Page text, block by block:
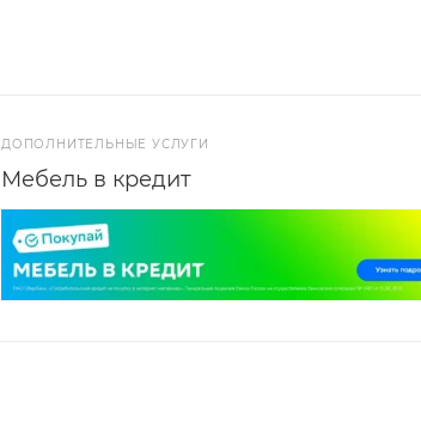
ДОПОЛНИТЕЛЬНЫЕ УСЛУГИ
Мебель в кредит